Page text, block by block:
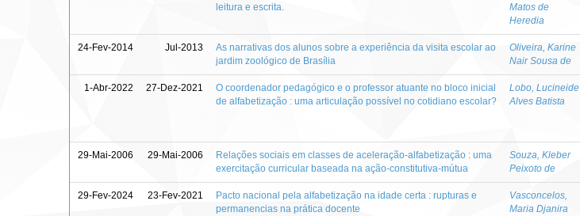
leitura e escrita.
Matos de
Heredia
24-Fev-2014 Jul-2013
As narrativas dos alunos sobre a experiência da visita escolar ao
jardim zoológico de Brasília
Oliveira, Karine
Nair Sousa de
1-Abr-2022 27-Dez-2021
O coordenador pedagógico e o professor atuante no bloco inicial
de alfabetização : uma articulação possível no cotidiano escolar?
Lobo, Lucineide
Alves Batista
29-Mai-2006 29-Mai-2006
Relações sociais em classes de aceleração-alfabetização : uma
exercitação curricular baseada na ação-constitutiva-mútua
Souza, Kleber
Peixoto de
29-Fev-2024 23-Fev-2021
Pacto nacional pela alfabetização na idade certa : rupturas e
permanencias na prática docente
Vasconcelos,
Maria Djanira